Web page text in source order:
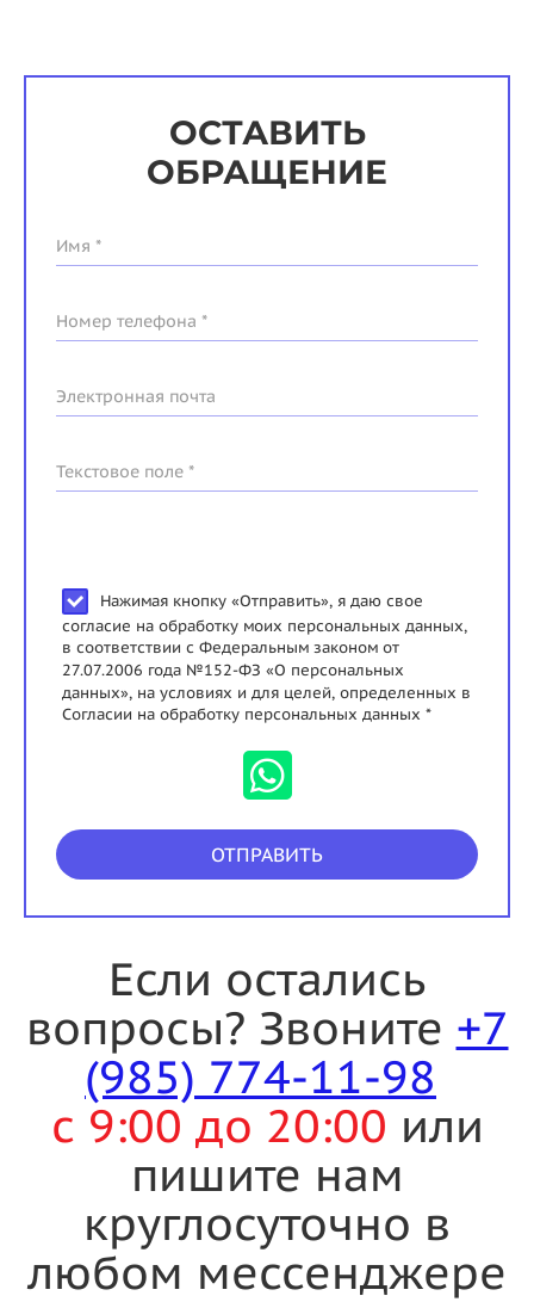
ОСТАВИТЬ
ОБРАЩЕНИЕ
Имя *
Номер телефона *
Электронная почта
Текстовое поле *
Нажимая кнопку «Отправить», я даю свое
согласие на обработку моих персональных данных,
в соответствии с Федеральным законом от
27.07.2006 года №152-ФЗ «О персональных
данных», на условиях и для целей, определенных в
Согласии на обработку персональных данных *
ОТПРАВИТЬ
Если остались
вопросы? Звоните +7
(985) 774-11-98
с 9:00 до 20:00 или
пишите нам
круглосуточно в
любом мессенджере